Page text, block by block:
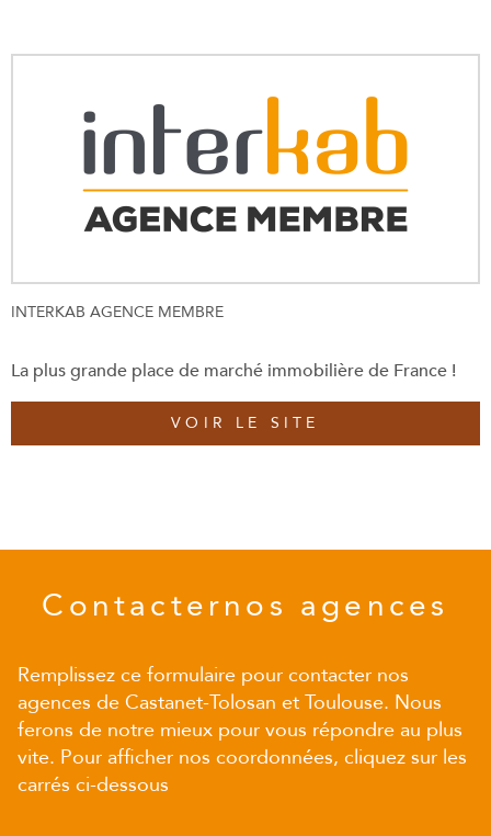
INTERKAB AGENCE MEMBRE
La plus grande place de marché immobilière de France !
VOIR LE SITE
Contacternos agences
Remplissez ce formulaire pour contacter nos
agences de Castanet-Tolosan et Toulouse. Nous
ferons de notre mieux pour vous répondre au plus
vite. Pour afficher nos coordonnées, cliquez sur les
carrés ci-dessous